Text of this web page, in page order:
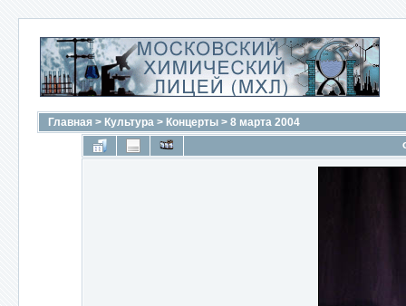
Главная > Культура > Концерты > 8 марта 2004